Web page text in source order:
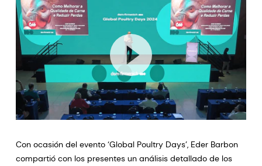
Con ocasión del evento ‘Global Poultry Days’, Eder Barbon
compartió con los presentes un análisis detallado de los